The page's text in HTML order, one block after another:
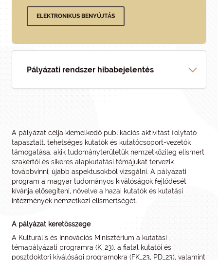
ELEKTRONIKUS BENYÚJTÁS
Pályázati rendszer hibabejelentés
A pályázat célja kiemelkedő publikációs aktivitást folytató
tapasztalt, tehetséges kutatók és kutatócsoport-vezetők
támogatása, akik tudományterületük nemzetközileg elismert
szakértői és sikeres alapkutatási témájukat tervezik
továbbvinni, újabb aspektusokból vizsgálni. A pályázati
program a magyar tudományos kiválóságok fejlődését
kívánja elősegíteni, növelve a hazai kutatók és kutatási
intézmények nemzetközi elismertségét.
A pályázat keretösszege
A Kulturális és Innovációs Minisztérium a kutatási
témapályázati programra (K_23), a fiatal kutatói és
posztdoktori kiválósági programokra (FK_23, PD_23), valamint